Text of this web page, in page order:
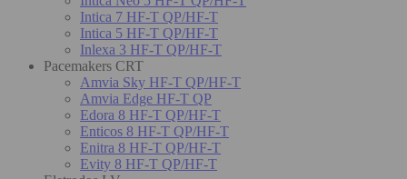
Intica 7 HF-T QP/HF-T
Intica 5 HF-T QP/HF-T
Inlexa 3 HF-T QP/HF-T
Pacemakers CRT
Amvia Sky HF-T QP/HF-T
Amvia Edge HF-T QP
Edora 8 HF-T QP/HF-T
Enticos 8 HF-T QP/HF-T
Enitra 8 HF-T QP/HF-T
Evity 8 HF-T QP/HF-T